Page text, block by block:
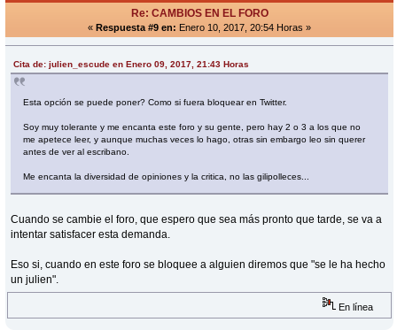
Re: CAMBIOS EN EL FORO
« Respuesta #9 en: Enero 10, 2017, 20:54 Horas »
Cita de: julien_escude en Enero 09, 2017, 21:43 Horas
Esta opción se puede poner? Como si fuera bloquear en Twitter.
Soy muy tolerante y me encanta este foro y su gente, pero hay 2 o 3 a los que no
me apetece leer, y aunque muchas veces lo hago, otras sin embargo leo sin querer
antes de ver al escribano.
Me encanta la diversidad de opiniones y la critica, no las gilipolleces...
Cuando se cambie el foro, que espero que sea más pronto que tarde, se va a
intentar satisfacer esta demanda.
Eso si, cuando en este foro se bloquee a alguien diremos que "se le ha hecho
un julien".
En línea